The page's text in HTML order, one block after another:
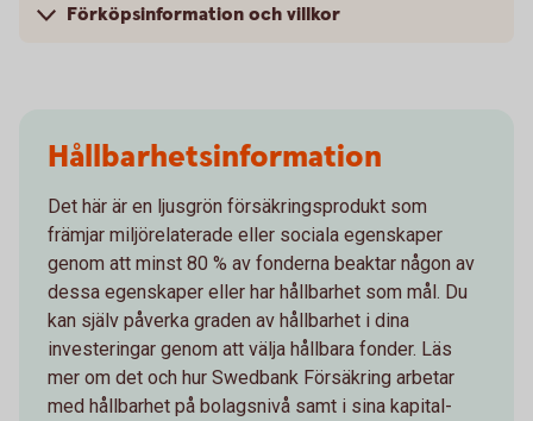
Förköpsinformation och villkor
Hållbarhetsinformation
Det här är en ljusgrön försäkringsprodukt som
främjar miljörelaterade eller sociala egenskaper
genom att minst 80 % av fonderna beaktar någon av
dessa egenskaper eller har hållbarhet som mål. Du
kan själv påverka graden av hållbarhet i dina
investeringar genom att välja hållbara fonder. Läs
mer om det och hur Swedbank Försäkring arbetar
med hållbarhet på bolagsnivå samt i sina kapital-